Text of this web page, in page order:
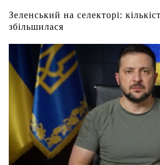
Зеленський на селекторі:
збільшилася